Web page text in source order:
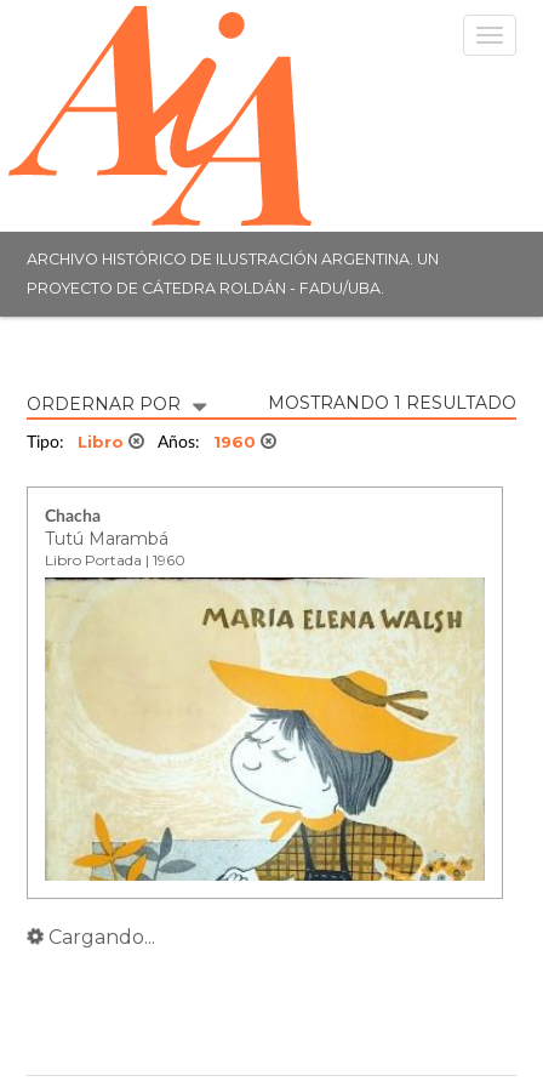
ARCHIVO HISTÓRICO DE ILUSTRACIÓN ARGENTINA. UN
PROYECTO DE CÁTEDRA ROLDÁN - FADU/UBA.
ORDERNAR POR MOSTRANDO 1 RESULTADO
Tipo: Libro Años: 1960
Chacha
Tutú Marambá
Libro Portada | 1960
Cargando...